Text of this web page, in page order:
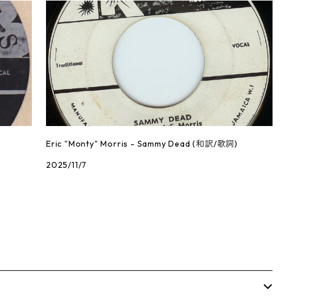
Eric "Monty" Morris - Sammy Dead (和訳/歌詞)
2025/11/7